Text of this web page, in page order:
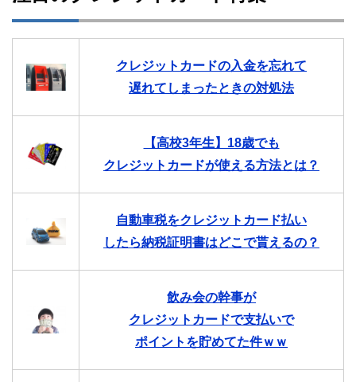
クレジットカードの入金を忘れて
遅れてしまったときの対処法
【高校3年生】18歳でも
クレジットカードが使える方法とは？
自動車税をクレジットカード払い
したら納税証明書はどこで貰えるの？
飲み会の幹事が
クレジットカードで支払いで
ポイントを貯めてた件ｗｗ